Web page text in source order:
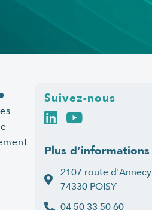
Suivez-nous
Plus d’informations
2107 route d'Annecy
74330 POISY
04 50 33 50 60